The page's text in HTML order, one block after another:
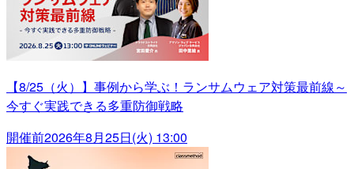
【8/25（火）】事例から学ぶ！ランサムウェア対策最前線～
今すぐ実践できる多重防御戦略
開催前2026年8月25日(火) 13:00